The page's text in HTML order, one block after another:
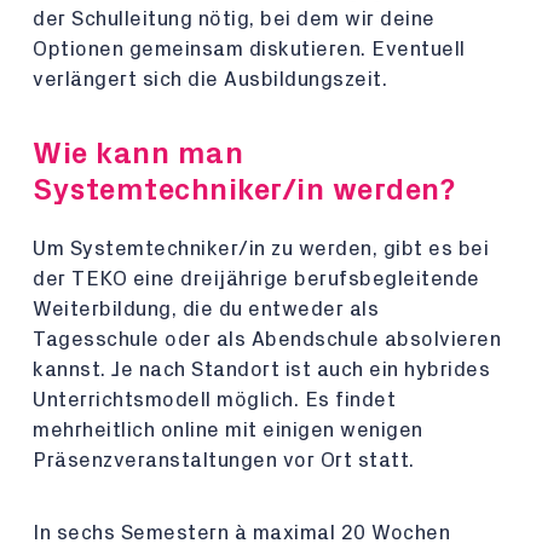
der Schulleitung nötig, bei dem wir deine
Optionen gemeinsam diskutieren. Eventuell
verlängert sich die Ausbildungszeit.
Wie kann man
Systemtechniker/in werden?
Um Systemtechniker/in zu werden, gibt es bei
der TEKO eine dreijährige berufsbegleitende
Weiterbildung, die du entweder als
Tagesschule oder als Abendschule absolvieren
kannst. Je nach Standort ist auch ein hybrides
Unterrichtsmodell möglich. Es findet
mehrheitlich online mit einigen wenigen
Präsenzveranstaltungen vor Ort statt.
In sechs Semestern à maximal 20 Wochen